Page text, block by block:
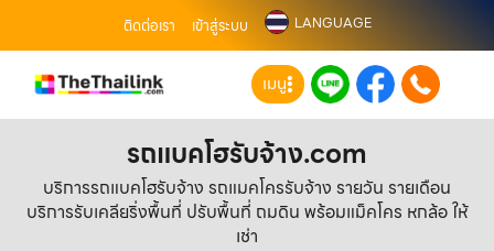
ติดต่อเรา เข้าสู่ระบบ LANGUAGE
เมนู
รถแบคโฮรับจ้าง.com
บริการรถแบคโฮรับจ้าง รถแมคโครรับจ้าง รายวัน รายเดือน
บริการรับเคลียริ่งพื้นที่ ปรับพื้นที่ ถมดิน พร้อมแม็คโคร หกล้อ ให้
เช่า